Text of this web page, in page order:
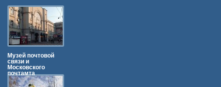
Музей почтовой
связи и
Московского
почтамта